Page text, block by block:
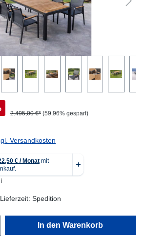
2.495,00 €* (59.96% gespart)
Versandkosten
Spedition
Gib den gewünschten
In den Warenkorb